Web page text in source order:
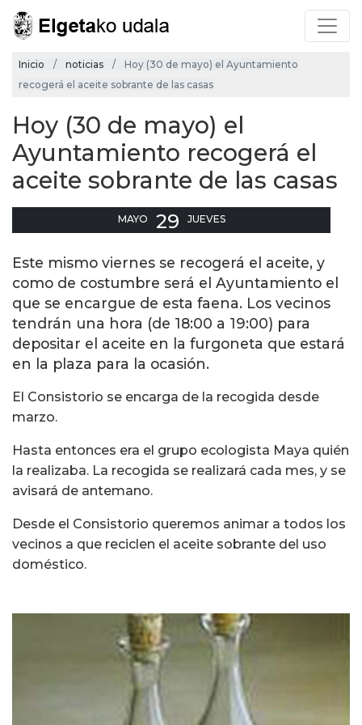
Inicio noticias
Hoy (30 de mayo) el Ayuntamiento
recogerá el aceite sobrante de las casas
Hoy (30 de mayo) el
Ayuntamiento recogerá el
aceite sobrante de las casas
MAYO 29 JUEVES
Este mismo viernes se recogerá el aceite, y
como de costumbre será el Ayuntamiento el
que se encargue de esta faena. Los vecinos
tendrán una hora (de 18:00 a 19:00) para
depositar el aceite en la furgoneta que estará
en la plaza para la ocasión.
El Consistorio se encarga de la recogida desde
marzo.
Hasta entonces era el grupo ecologista Maya quién
la realizaba. La recogida se realizará cada mes, y se
avisará de antemano.
Desde el Consistorio queremos animar a todos los
vecinos a que reciclen el aceite sobrante del uso
doméstico.